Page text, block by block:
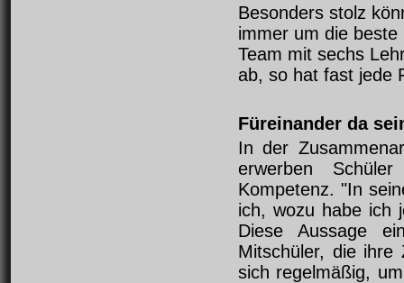
Besonders stolz
immer um die
Team mit sechs
ab, so hat fast jede
Füreinander da
In der
erwerben
Kompetenz. "In
ich, wozu habe ich
Diese Aussage
Mitschüler, die ihre
sich regelmäßig,